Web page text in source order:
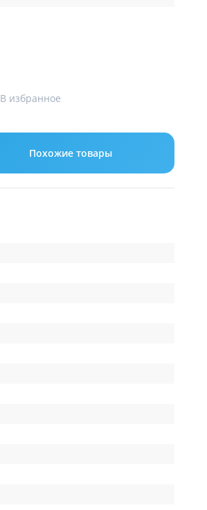
В избранное
Похожие товары